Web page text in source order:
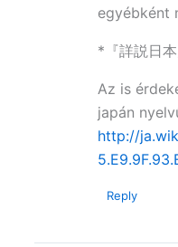
egyébként
*『詳説日
Az is
japán
http://
Reply